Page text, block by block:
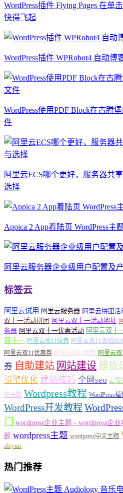
WordPress插件 Flying Pages 在
快得飞起
WordPress插件 WPRobot4 自动博
WordPress使用PDF Block在古腾
件
阿里云ECS哪个更好，服务器共
选择
Appica 2 App着陆页 WordPress主
阿里云服务器企业级用户配置及
标签云
阿里云试用 阿里云服务器 阿里云拼团活
双十一活动拼团 阿里云双十一活动地址
务器 阿里云双十一优惠活动 阿里云双十
双十一 阿里云双11续费 阿里云双11活动
阿里云双11优惠券 阿里云双11优惠 阿里云双
券 自助建站 网站建设 模板
引擎优化 建站技巧 全网seo 云服
化主题 Wordpress教程 WordPress
WordPress开发教程
门
wordpress企业主题 - wordpress企
题 wordpress主题 wordpress中文主题
aliyun
热门推荐